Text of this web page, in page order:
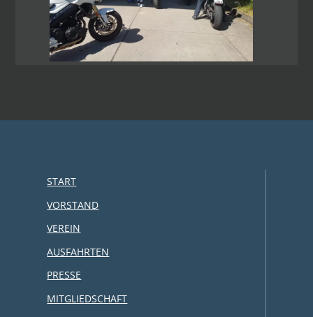
START
VORSTAND
VEREIN
AUSFAHRTEN
PRESSE
MITGLIEDSCHAFT